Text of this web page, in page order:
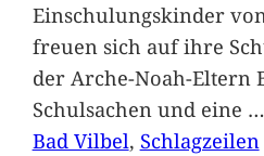
Einschulungskinder
freuen sich auf ihre
der Arche-Noah-Eltern
Schulsachen und eine …
Bad Vilbel, Schlagzeilen